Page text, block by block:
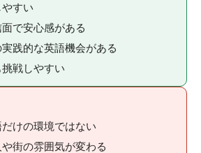
すい
で安心感がある
践的な英語機会がある
戦しやすい
けの環境ではない
街の雰囲気が変わる